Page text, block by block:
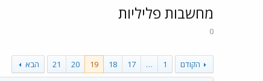
מחשבות פליליות
0
הקודם 1
…
17
18
19
20
21 הבא